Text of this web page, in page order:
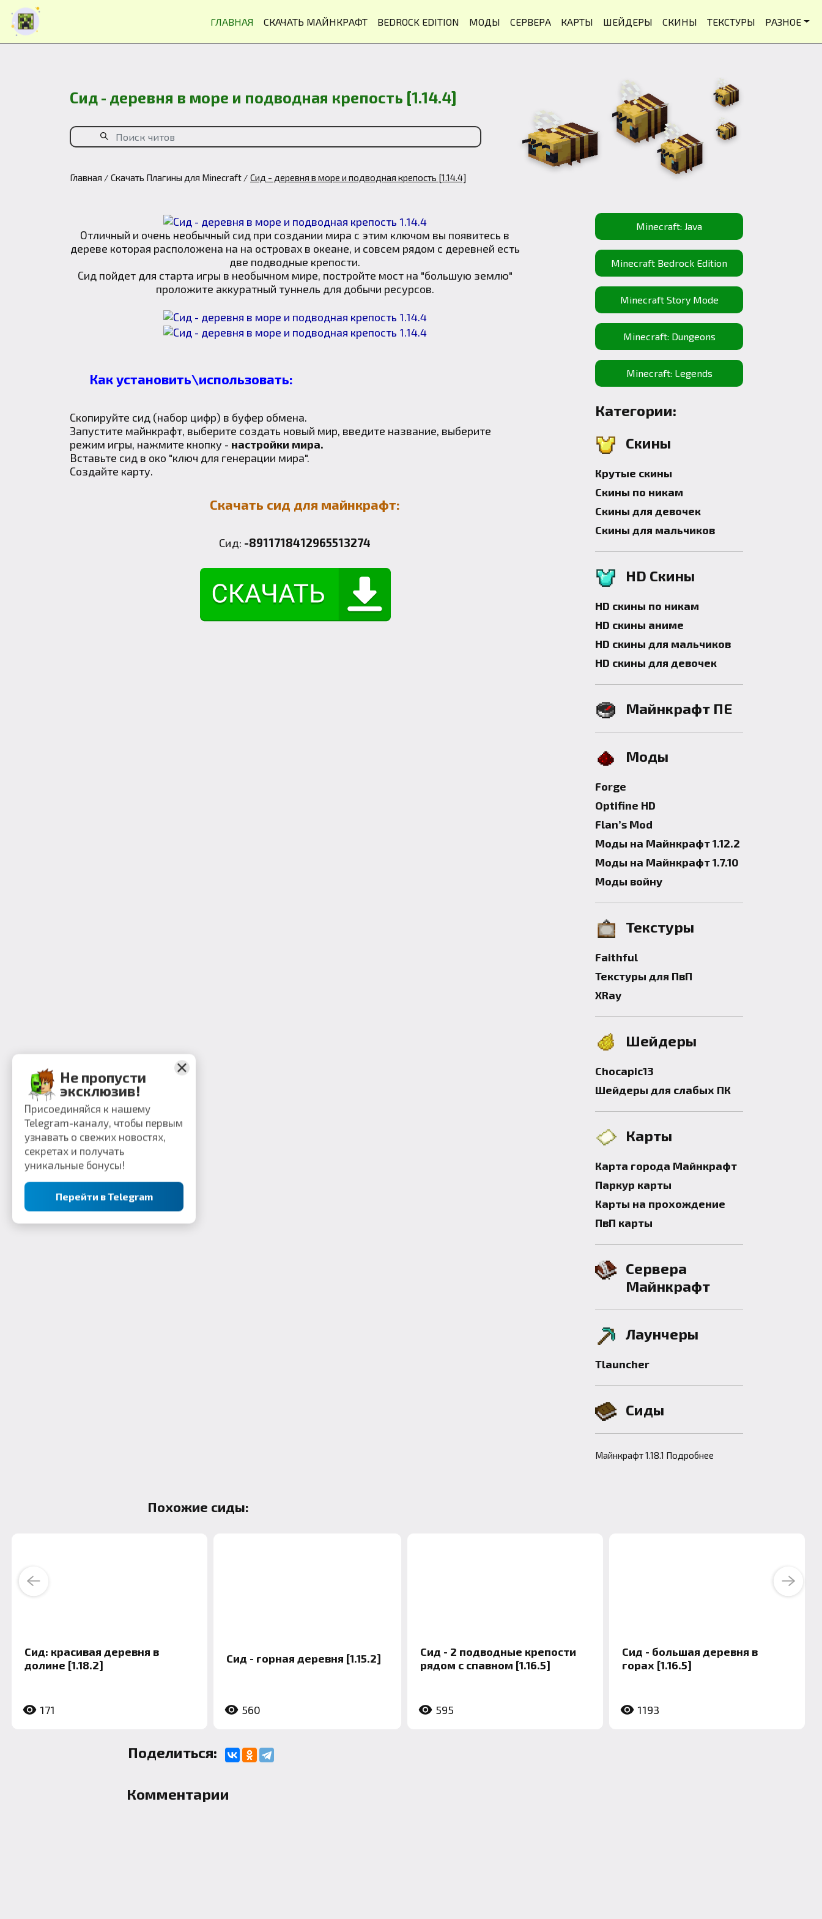
ГЛАВНАЯ СКАЧАТЬ МАЙНКРАФТ BEDROCK EDITION МОДЫ СЕРВЕРА КАРТЫ ШЕЙДЕРЫ СКИНЫ ТЕКСТУРЫ РАЗНОЕ
Сид - деревня в море и подводная крепость [1.14.4]
Главная Скачать Плагины для Minecraft Сид - деревня в море и подводная крепость [1.14.4]
Отличный и очень необычный сид при создании мира с этим ключом вы появитесь в
дереве которая расположена на на островах в океане, и совсем рядом с деревней есть
две подводные крепости.
Сид пойдет для старта игры в необычном мире, постройте мост на "большую землю"
проложите аккуратный туннель для добычи ресурсов.
Как установить\использовать:
Скопируйте сид (набор цифр) в буфер обмена.
Запустите майнкрафт, выберите создать новый мир, введите название, выберите
режим игры, нажмите кнопку - настройки мира.
Вставьте сид в око "ключ для генерации мира".
Создайте карту.
Скачать сид для майнкрафт:
Сид: -8911718412965513274
Minecraft: Java
Minecraft Bedrock Edition
Minecraft Story Mode
Minecraft: Dungeons
Minecraft: Legends
Категории:
Скины
Крутые скины
Скины по никам
Скины для девочек
Скины для мальчиков
HD Скины
HD скины по никам
HD скины аниме
HD скины для мальчиков
HD скины для девочек
Майнкрафт ПЕ
Моды
Forge
Optifine HD
Flan’s Mod
Моды на Майнкрафт 1.12.2
Моды на Майнкрафт 1.7.10
Моды войну
Текстуры
Faithful
Текстуры для ПвП
XRay
Шейдеры
Chocapic13
Шейдеры для слабых ПК
Карты
Карта города Майнкрафт
Паркур карты
Карты на прохождение
ПвП карты
Сервера
Майнкрафт
Лаунчеры
Tlauncher
Сиды
Майнкрафт 1.18.1 Подробнее
Похожие сиды:
Сид: красивая деревня в
долине [1.18.2]
171
Сид - горная деревня [1.15.2]
560
Сид - 2 подводные крепости
рядом с спавном [1.16.5]
595
Сид - большая деревня в
горах [1.16.5]
1193
Previous Next
Поделиться:
Комментарии
Не пропусти
эксклюзив!
Присоединяйся к нашему
Telegram-каналу, чтобы первым
узнавать о свежих новостях,
секретах и получать
уникальные бонусы!
Перейти в Telegram